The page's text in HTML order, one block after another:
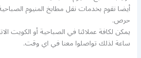
أيضا نقوم بخدمات نقل مطابخ المنيوم
حرص.
ساعة لذلك تواصلوا معنا في اي وقت.